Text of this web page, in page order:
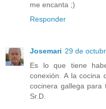
me encanta ;)
Responder
Josemari 29 de
Es lo que tiene
conexión. A la cocina
cocinera gallega para
Sr.D.